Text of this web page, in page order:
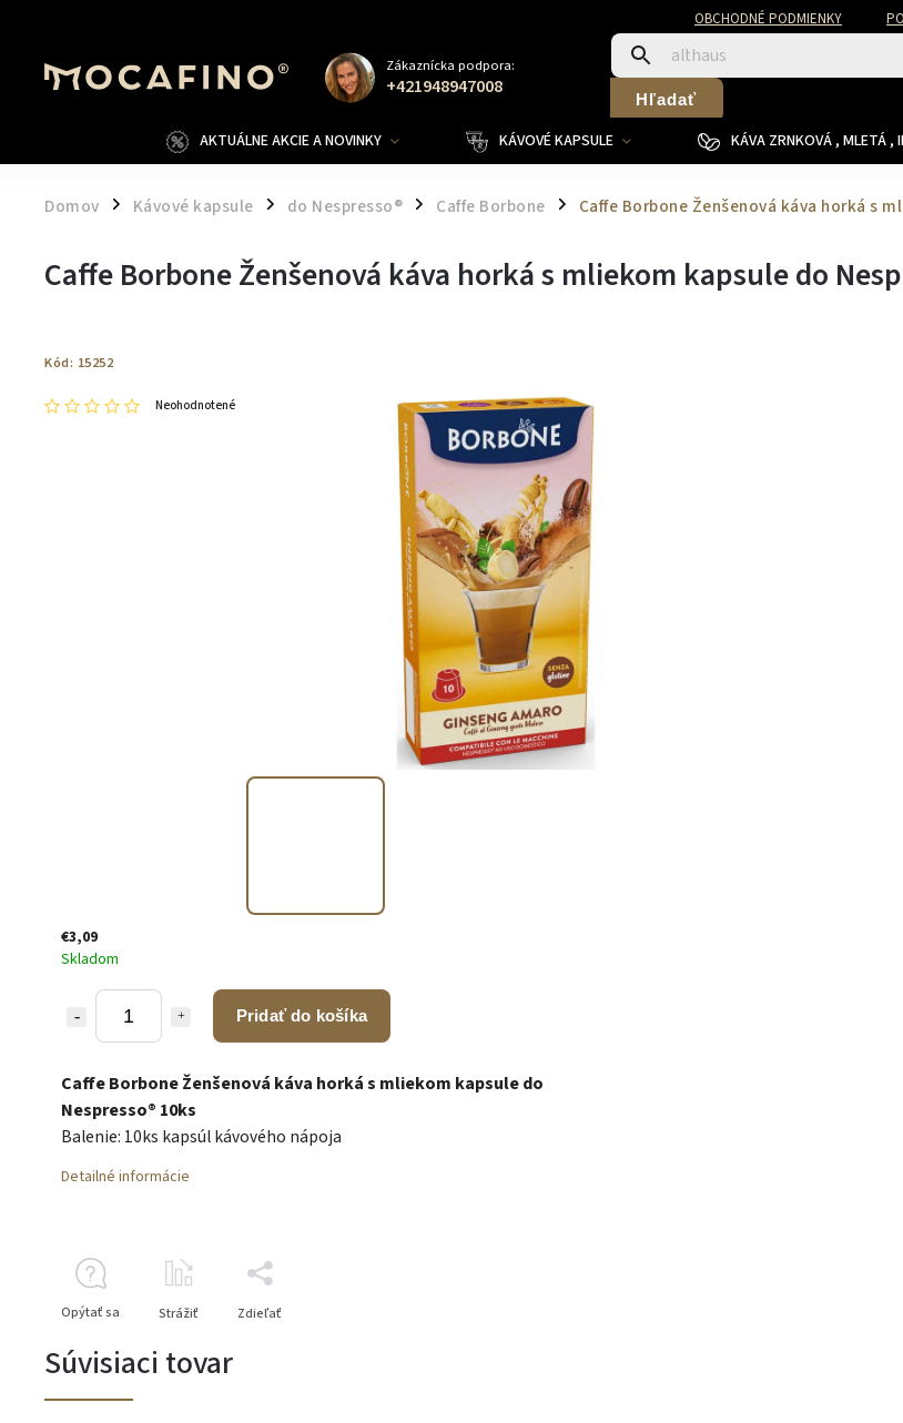
OBCHODNÉ PODMIENKY
Zákaznícka podpora:
+421948947008 Hľadať
AKTUÁLNE AKCIE A NOVINKY KÁVOVÉ KAPSULE KÁVA ZRNKOVÁ , MLETÁ ,
Domov / Kávové kapsule / do Nespresso® / Caffe Borbone / Caffe Borbone Ženšenová káva horká s
Caffe Borbone Ženšenová káva horká s mliekom kapsule do
Kód: 15252
Neohodnotené
€3,09
Skladom
Pridať do košíka
Caffe Borbone Ženšenová káva horká s mliekom kapsule do
Nespresso® 10ks
Balenie: 10ks kapsúl kávového nápoja
Detailné informácie
Opýtať sa Strážiť Zdieľať
Súvisiaci tovar